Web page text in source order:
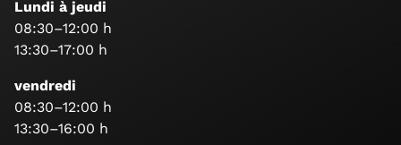
Lundi à jeudi
08:30–12:00 h
13:30–17:00 h
vendredi
08:30–12:00 h
13:30–16:00 h